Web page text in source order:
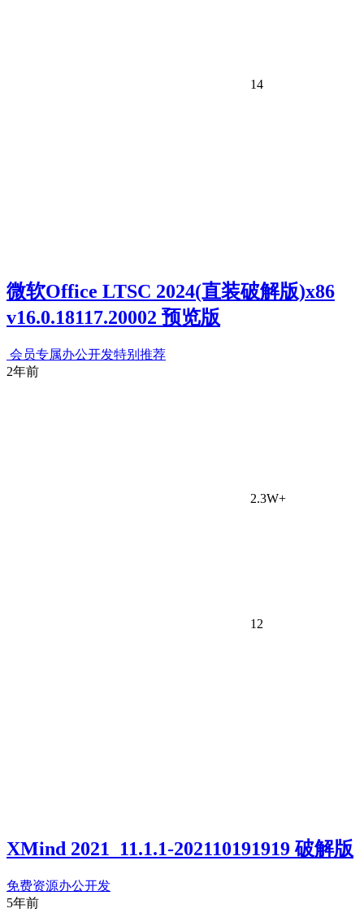
14
微软Office LTSC 2024(直装破解版)x86
v16.0.18117.20002 预览版
会员专属办公开发特别推荐
2年前
2.3W+
12
XMind 2021_11.1.1-202110191919 破解版
免费资源办公开发
5年前